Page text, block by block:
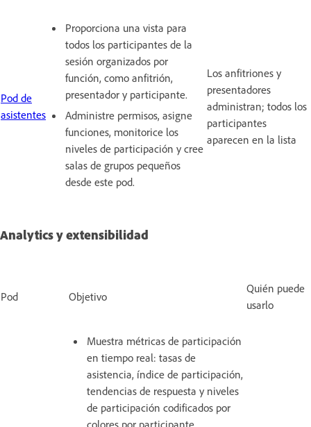
Pod de
asistentes
Proporciona una vista para
todos los participantes de la
sesión organizados por
función, como anfitrión,
presentador y participante.
Administre permisos, asigne
funciones, monitorice los
niveles de participación y cree
salas de grupos pequeños
desde este pod.
Los anfitriones y
presentadores
administran; todos los
participantes
aparecen en la lista
Analytics y extensibilidad
Pod Objetivo
Quién puede
usarlo
Muestra métricas de participación
en tiempo real: tasas de
asistencia, índice de participación,
tendencias de respuesta y niveles
de participación codificados por